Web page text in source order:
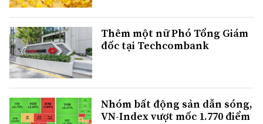
Thêm một nữ Phó Tổng Giám
đốc tại Techcombank
Nhóm bất động sản dẫn sóng,
VN-Index vượt mốc 1.770 điểm